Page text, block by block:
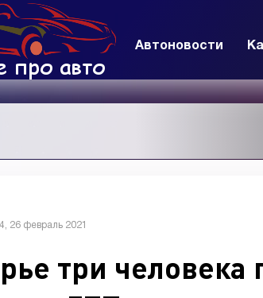
Автоновости
26 февраль 2021
три человека